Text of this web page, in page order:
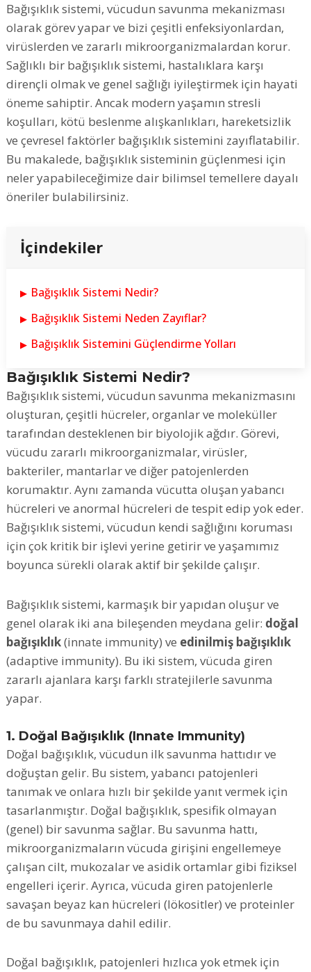
Bağışıklık sistemi, vücudun savunma mekanizması
olarak görev yapar ve bizi çeşitli enfeksiyonlardan,
virüslerden ve zararlı mikroorganizmalardan korur.
Sağlıklı bir bağışıklık sistemi, hastalıklara karşı
dirençli olmak ve genel sağlığı iyileştirmek için hayati
öneme sahiptir. Ancak modern yaşamın stresli
koşulları, kötü beslenme alışkanlıkları, hareketsizlik
ve çevresel faktörler bağışıklık sistemini zayıflatabilir.
Bu makalede, bağışıklık sisteminin güçlenmesi için
neler yapabileceğimize dair bilimsel temellere dayalı
öneriler bulabilirsiniz.
İçindekiler
Bağışıklık Sistemi Nedir?
Bağışıklık Sistemi Neden Zayıflar?
Bağışıklık Sistemini Güçlendirme Yolları
Bağışıklık Sistemi Nedir?
Bağışıklık sistemi, vücudun savunma mekanizmasını
oluşturan, çeşitli hücreler, organlar ve moleküller
tarafından desteklenen bir biyolojik ağdır. Görevi,
vücudu zararlı mikroorganizmalar, virüsler,
bakteriler, mantarlar ve diğer patojenlerden
korumaktır. Aynı zamanda vücutta oluşan yabancı
hücreleri ve anormal hücreleri de tespit edip yok eder.
Bağışıklık sistemi, vücudun kendi sağlığını koruması
için çok kritik bir işlevi yerine getirir ve yaşamımız
boyunca sürekli olarak aktif bir şekilde çalışır.
Bağışıklık sistemi, karmaşık bir yapıdan oluşur ve
genel olarak iki ana bileşenden meydana gelir: doğal
bağışıklık(innate immunity) ve edinilmiş bağışıklık
(adaptive immunity). Bu iki sistem, vücuda giren
zararlı ajanlara karşı farklı stratejilerle savunma
yapar.
1. Doğal Bağışıklık (Innate Immunity)
Doğal bağışıklık, vücudun ilk savunma hattıdır ve
doğuştan gelir. Bu sistem, yabancı patojenleri
tanımak ve onlara hızlı bir şekilde yanıt vermek için
tasarlanmıştır. Doğal bağışıklık, spesifik olmayan
(genel) bir savunma sağlar. Bu savunma hattı,
mikroorganizmaların vücuda girişini engellemeye
çalışan cilt, mukozalar ve asidik ortamlar gibi fiziksel
engelleri içerir. Ayrıca, vücuda giren patojenlerle
savaşan beyaz kan hücreleri (lökositler) ve proteinler
de bu savunmaya dahil edilir.
Doğal bağışıklık, patojenleri hızlıca yok etmek için